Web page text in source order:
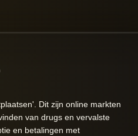
Dit zijn online markten
van drugs en vervalste
en betalingen met